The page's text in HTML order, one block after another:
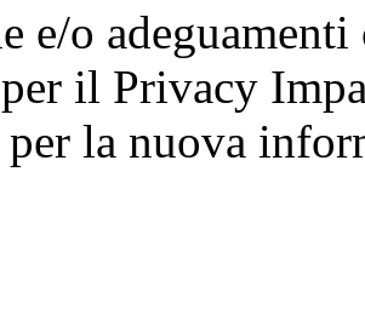
e/o adeguamenti
il Privacy
per la nuova